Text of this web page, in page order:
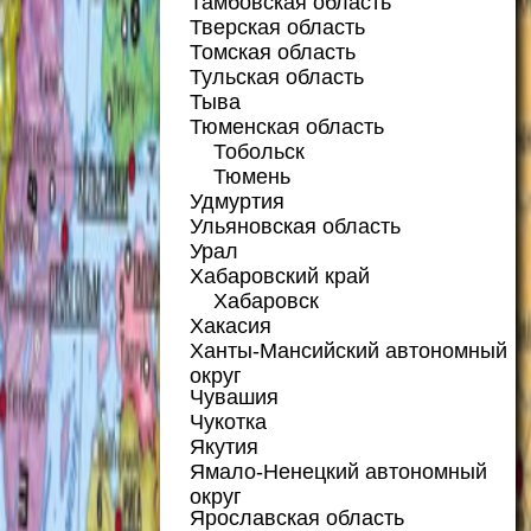
Тверская область
Томская область
Тульская область
Тыва
Тюменская область
Тобольск
Тюмень
Удмуртия
Ульяновская область
Урал
Хабаровский край
Хабаровск
Хакасия
Ханты-Мансийский автономный
округ
Чувашия
Чукотка
Якутия
Ямало-Ненецкий автономный
округ
Ярославская область